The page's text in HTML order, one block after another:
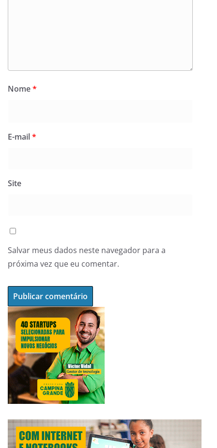
Nome*
E-mail*
Site
Salvar meus dados neste navegador para a
próxima vez que eu comentar.